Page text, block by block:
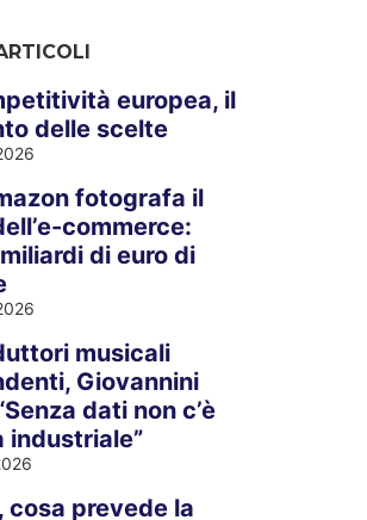
europea, il
delle scelte
fotografa il
commerce:
di euro di
musicali
Giovannini
dati non c’è
industriale”
cosa prevede la